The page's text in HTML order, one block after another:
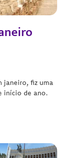
janeiro, fiz uma
início de ano.